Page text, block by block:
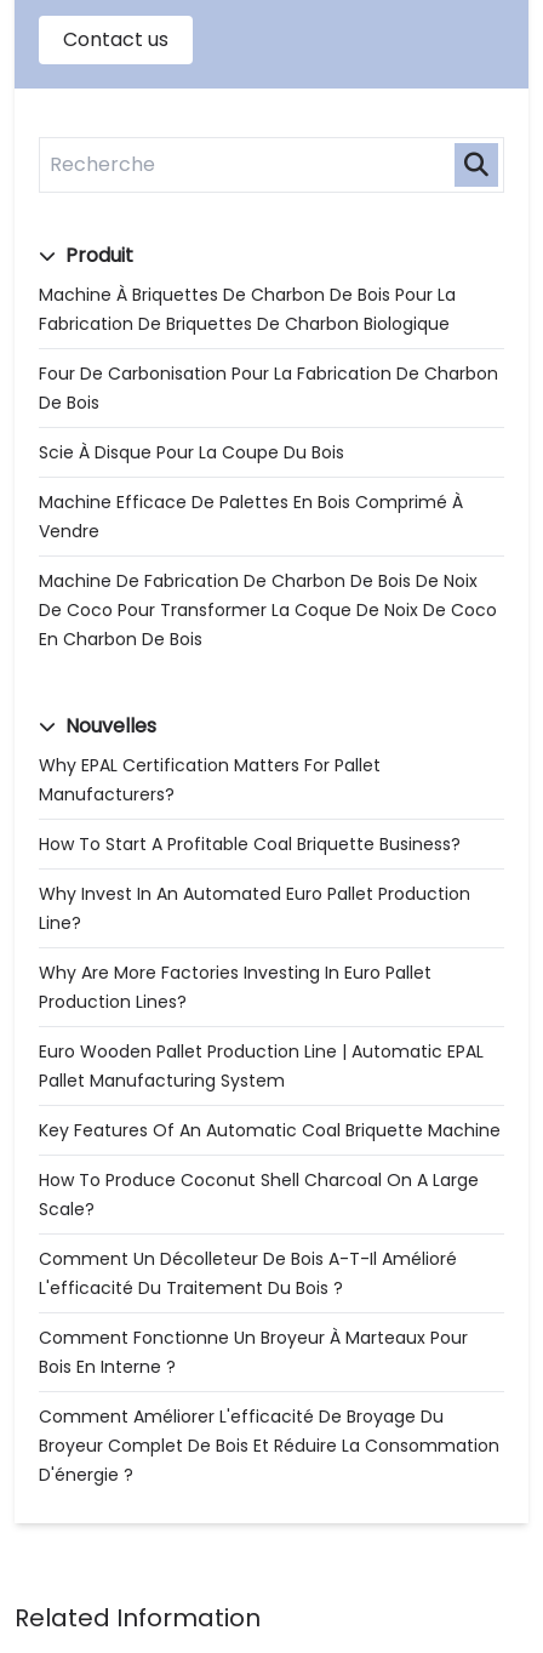
Produit
Machine À Briquettes De Charbon De Bois Pour La
Fabrication De Briquettes De Charbon Biologique
Four De Carbonisation Pour La Fabrication De Charbon
De Bois
Scie À Disque Pour La Coupe Du Bois
Machine Efficace De Palettes En Bois Comprimé À
Vendre
Machine De Fabrication De Charbon De Bois De Noix
De Coco Pour Transformer La Coque De Noix De Coco
En Charbon De Bois
Nouvelles
Why EPAL Certification Matters For Pallet
Manufacturers?
How To Start A Profitable Coal Briquette Business?
Why Invest In An Automated Euro Pallet Production
Line?
Why Are More Factories Investing In Euro Pallet
Production Lines?
Euro Wooden Pallet Production Line | Automatic EPAL
Pallet Manufacturing System
Key Features Of An Automatic Coal Briquette Machine
How To Produce Coconut Shell Charcoal On A Large
Scale?
Comment Un Décolleteur De Bois A-T-Il Amélioré
L'efficacité Du Traitement Du Bois ?
Comment Fonctionne Un Broyeur À Marteaux Pour
Bois En Interne ?
Comment Améliorer L'efficacité De Broyage Du
Broyeur Complet De Bois Et Réduire La Consommation
D'énergie ?